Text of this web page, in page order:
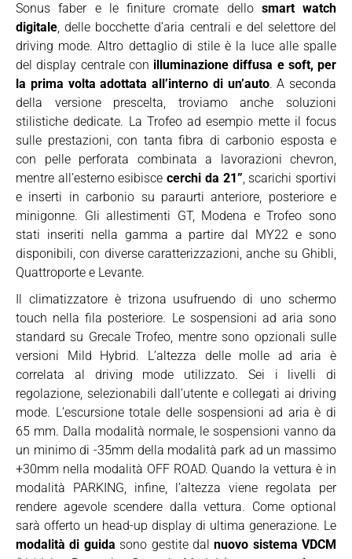
Sonus faber e le finiture cromate dello smart watch
digitale, delle bocchette d’aria centrali e del selettore del
driving mode. Altro dettaglio di stile è la luce alle spalle
del display centrale con illuminazione diffusa e soft, per
la prima volta adottata all’interno di un’auto. A seconda
della versione prescelta, troviamo anche soluzioni
stilistiche dedicate. La Trofeo ad esempio mette il focus
sulle prestazioni, con tanta fibra di carbonio esposta e
con pelle perforata combinata a lavorazioni chevron,
mentre all’esterno esibiscecerchi da 21”, scarichi sportivi
e inserti in carbonio su paraurti anteriore, posteriore e
minigonne. Gli allestimenti GT, Modena e Trofeo sono
stati inseriti nella gamma a partire dal MY22 e sono
disponibili, con diverse caratterizzazioni, anche su Ghibli,
Quattroporte e Levante.
Il climatizzatore è trizona usufruendo di uno schermo
touch nella fila posteriore. Le sospensioni ad aria sono
standard su Grecale Trofeo, mentre sono opzionali sulle
versioni Mild Hybrid. L’altezza delle molle ad aria è
correlata al driving mode utilizzato. Sei i livelli di
regolazione, selezionabili dall’utente e collegati ai driving
mode. L’escursione totale delle sospensioni ad aria è di
65 mm. Dalla modalità normale, le sospensioni vanno da
un minimo di -35mm della modalità park ad un massimo
+30mm nella modalità OFF ROAD. Quando la vettura è in
modalità PARKING, infine, l’altezza viene regolata per
rendere agevole scendere dalla vettura. Come optional
sarà offerto un head-up display di ultima generazione. Le
modalità di guida sono gestite dalnuovo sistema VDCM